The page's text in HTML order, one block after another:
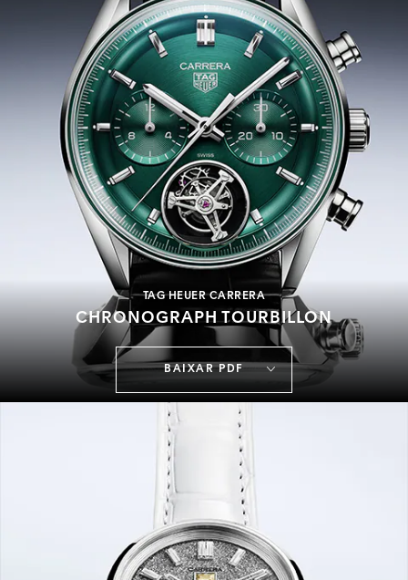
TAG HEUER CARRERA
CHRONOGRAPH TOURBILLON
BAIXAR PDF